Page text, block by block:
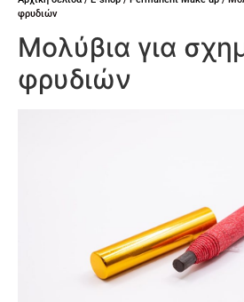
φρυδιών
Μολύβια για
φρυδιών